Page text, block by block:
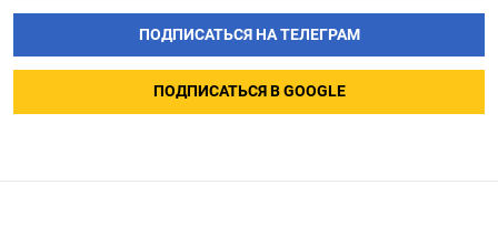
ПОДПИСАТЬСЯ НА ТЕЛЕГРАМ
ПОДПИСАТЬСЯ В GOOGLE